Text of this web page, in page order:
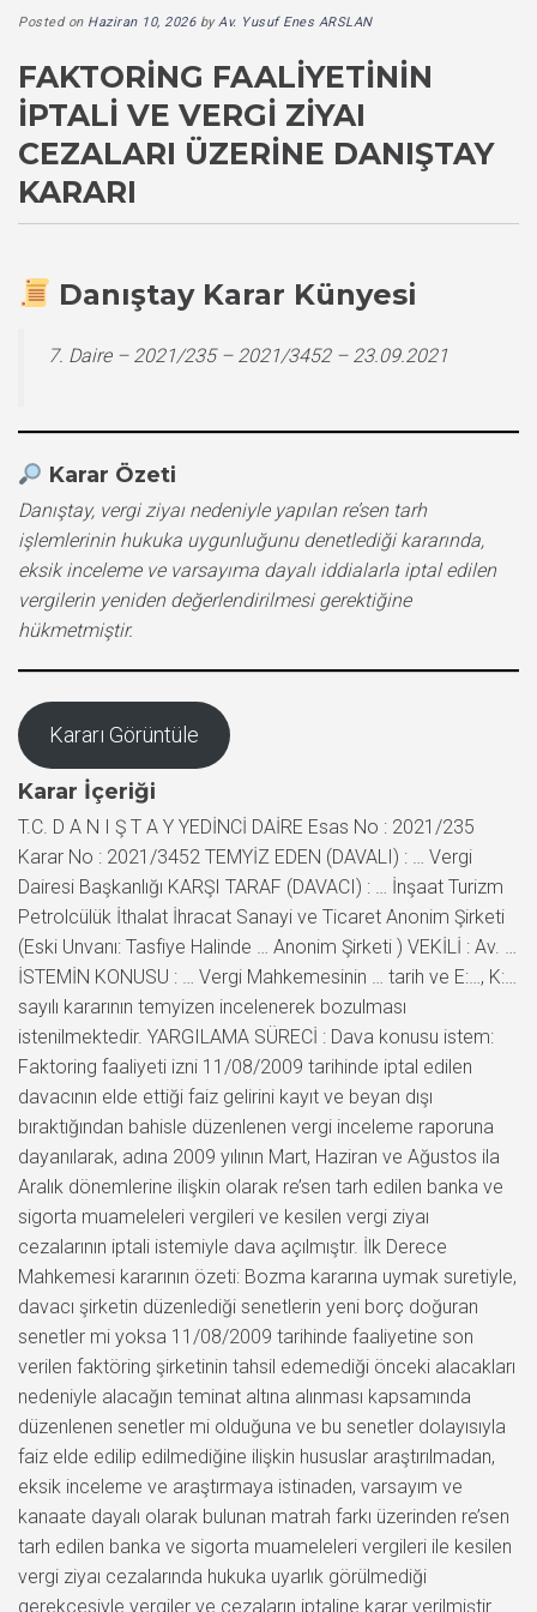
Posted on Haziran 10, 2026byAv. Yusuf Enes ARSLAN
FAKTORING FAALIYETININ
İPTALI VE VERGI ZIYAI
CEZALARI ÜZERINE DANIŞTAY
KARARI
Danıştay Karar Künyesi
7. Daire – 2021/235 – 2021/3452 – 23.09.2021
Karar Özeti
Danıştay, vergi ziyaı nedeniyle yapılan re’sen tarh
işlemlerinin hukuka uygunluğunu denetlediği kararında,
eksik inceleme ve varsayıma dayalı iddialarla iptal edilen
vergilerin yeniden değerlendirilmesi gerektiğine
hükmetmiştir.
Kararı Görüntüle
Karar İçeriği
T.C. D A N I Ş T A Y YEDİNCİ DAİRE Esas No : 2021/235
Karar No : 2021/3452 TEMYİZ EDEN (DAVALI) : … Vergi
Dairesi Başkanlığı KARŞI TARAF (DAVACI) : … İnşaat Turizm
Petrolcülük İthalat İhracat Sanayi ve Ticaret Anonim Şirketi
(Eski Unvanı: Tasfiye Halinde … Anonim Şirketi ) VEKİLİ : Av. …
İSTEMİN KONUSU : … Vergi Mahkemesinin … tarih ve E:…, K:…
sayılı kararının temyizen incelenerek bozulması
istenilmektedir. YARGILAMA SÜRECİ : Dava konusu istem:
Faktoring faaliyeti izni 11/08/2009 tarihinde iptal edilen
davacının elde ettiği faiz gelirini kayıt ve beyan dışı
bıraktığından bahisle düzenlenen vergi inceleme raporuna
dayanılarak, adına 2009 yılının Mart, Haziran ve Ağustos ila
Aralık dönemlerine ilişkin olarak re’sen tarh edilen banka ve
sigorta muameleleri vergileri ve kesilen vergi ziyaı
cezalarının iptali istemiyle dava açılmıştır. İlk Derece
Mahkemesi kararının özeti: Bozma kararına uymak suretiyle,
davacı şirketin düzenlediği senetlerin yeni borç doğuran
senetler mi yoksa 11/08/2009 tarihinde faaliyetine son
verilen faktöring şirketinin tahsil edemediği önceki alacakları
nedeniyle alacağın teminat altına alınması kapsamında
düzenlenen senetler mi olduğuna ve bu senetler dolayısıyla
faiz elde edilip edilmediğine ilişkin hususlar araştırılmadan,
eksik inceleme ve araştırmaya istinaden, varsayım ve
kanaate dayalı olarak bulunan matrah farkı üzerinden re’sen
tarh edilen banka ve sigorta muameleleri vergileri ile kesilen
vergi ziyaı cezalarında hukuka uyarlık görülmediği
gerekçesiyle vergiler ve cezaların iptaline karar verilmiştir.